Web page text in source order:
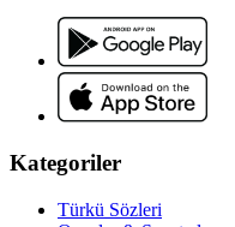
Kategoriler
Türkü Sözleri